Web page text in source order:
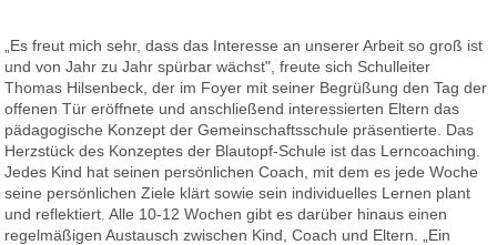
Berichte
Förderverein
„Es freut mich sehr, dass das Interesse an unserer Arbeit so groß ist
und von Jahr zu Jahr spürbar wächst", freute sich Schulleiter
Thomas Hilsenbeck, der im Foyer mit seiner Begrüßung den Tag der
offenen Tür eröffnete und anschließend interessierten Eltern das
pädagogische Konzept der Gemeinschaftsschule präsentierte. Das
Herzstück des Konzeptes der Blautopf-Schule ist das Lerncoaching.
Jedes Kind hat seinen persönlichen Coach, mit dem es jede Woche
seine persönlichen Ziele klärt sowie sein individuelles Lernen plant
und reflektiert. Alle 10-12 Wochen gibt es darüber hinaus einen
regelmäßigen Austausch zwischen Kind, Coach und Eltern. „Ein